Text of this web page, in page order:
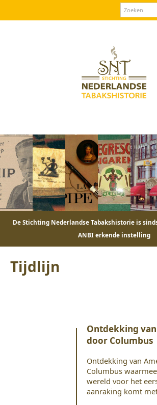
De Stichting Nederlandse Tabakshistorie is
ANBI erkende instelling
Tijdlijn
Ontdekking
door Columbus
Ontdekking van
Columbus
wereld voor het
aanraking komt